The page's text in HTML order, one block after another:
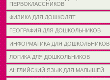
ПЕРВОКЛАССНИКОВ
ФИЗИКА ДЛЯ ДОШКОЛЯТ
ГЕОГРАФИЯ ДЛЯ ДОШКОЛЬНИКОВ
ИНФОРМАТИКА ДЛЯ ДОШКОЛЬНИКОВ
ЛОГИКА ДЛЯ ДОШКОЛЬНИКОВ
АНГЛИЙСКИЙ ЯЗЫК ДЛЯ МАЛЫШЕЙ